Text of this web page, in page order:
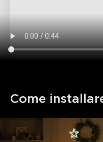
Come